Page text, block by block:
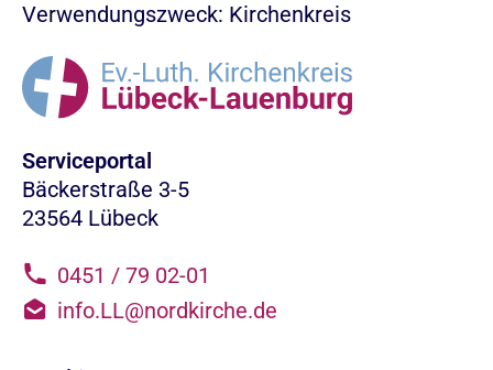
Verwendungszweck: Kirchenkreis
Serviceportal
Bäckerstraße 3-5
23564 Lübeck
0451 / 79 02-01
info.LL@nordkirche.de